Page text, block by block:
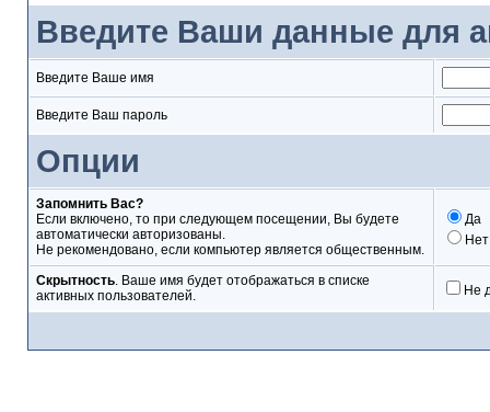
Введите Ваши данные для
Введите Ваше имя
Введите Ваш пароль
Опции
Запомнить Вас?
Если включено, то при следующем посещении, Вы будете
автоматически авторизованы.
Не рекомендовано, если компьютер является общественным.
Да
Нет
Скрытность. Ваше имя будет отображаться в списке
активных пользователей.
Не